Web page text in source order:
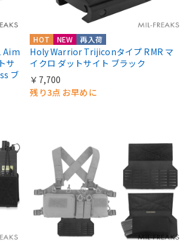
Aim
サ
ブ
HOT NEW 再入荷
Holy Warrior Trijiconタイプ RMR マ
イクロ ダットサイト ブラック
￥7,700
残り3点 お早めに